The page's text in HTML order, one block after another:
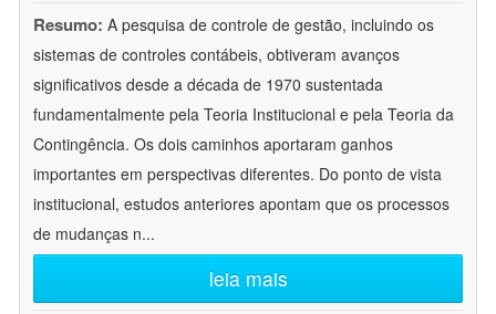
Resumo: A pesquisa de controle de gestão, incluindo os
sistemas de controles contábeis, obtiveram avanços
significativos desde a década de 1970 sustentada
fundamentalmente pela Teoria Institucional e pela Teoria da
Contingência. Os dois caminhos aportaram ganhos
importantes em perspectivas diferentes. Do ponto de vista
institucional, estudos anteriores apontam que os processos
de mudanças n...
leia mais